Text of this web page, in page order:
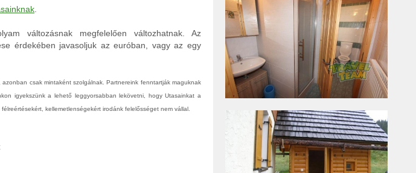
.
változásnak megfelelően változhatnak. Az
érdekében javasoljuk az euróban, vagy az egy
csak mintaként szolgálnak. Partnereink fenntartják maguknak
igyekszünk a lehető leggyorsabban lekövetni, hogy Utasainkat a
kellemetlenségekért irodánk felelősséget nem vállal.